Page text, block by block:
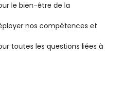
le bien-être de la
nos compétences et
toutes les questions liées à